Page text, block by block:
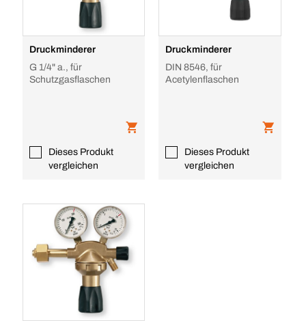
Druckminderer
G 1/4" a., für
Schutzgasflaschen
Dieses Produkt
vergleichen
Druckminderer
DIN 8546, für
Acetylenflaschen
Dieses Produkt
vergleichen